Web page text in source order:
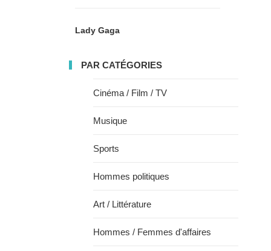
Lady Gaga
PAR CATÉGORIES
Cinéma / Film / TV
Musique
Sports
Hommes politiques
Art / Littérature
Hommes / Femmes d'affaires